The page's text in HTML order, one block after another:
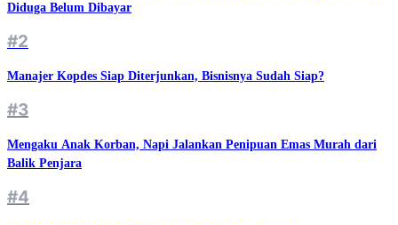
Diduga Belum Dibayar
#2
Manajer Kopdes Siap Diterjunkan, Bisnisnya Sudah Siap?
#3
Mengaku Anak Korban, Napi Jalankan Penipuan Emas Murah dari
Balik Penjara
#4